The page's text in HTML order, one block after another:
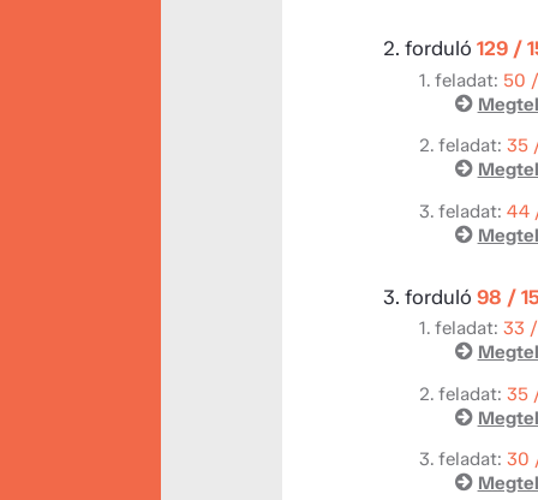
2. forduló 129 /
1. feladat: 50
2. feladat: 35
3. feladat: 44
3. forduló 98 /
1. feladat: 33
2. feladat: 35
3. feladat: 30